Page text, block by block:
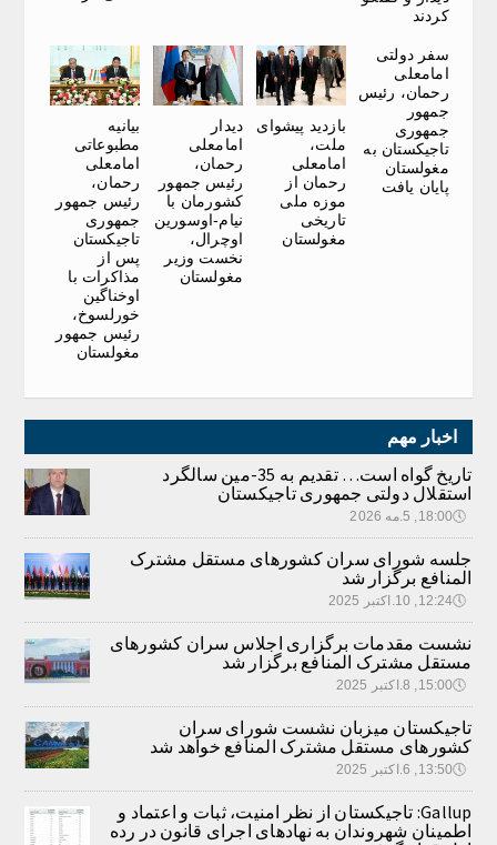
کردند
سفر دولتی
امامعلی
رحمان، رئیس
جمهور
جمهوری
تاجیکستان به
مغولستان
پایان یافت
بازدید پیشوای
ملت،
امامعلی
رحمان از
موزه ملی
تاریخی
مغولستان
دیدار
امامعلی
رحمان،
رئیس جمهور
کشورمان با
نیام-اوسورین
اوچرال،
نخست وزیر
مغولستان
بیانیه
مطبوعاتی
امامعلی
رحمان،
رئیس جمهور
جمهوری
تاجیکستان
پس از
مذاکرات با
اوخناگین
خورلسوخ،
رئیس جمهور
مغولستان
اخبار مهم
تاریخ گواه است… تقدیم به 35-مین سالگرد
استقلال دولتی جمهوری تاجیکستان
🕔18:00, 5.مه 2026
جلسه شورای سران کشورهای مستقل مشترک
المنافع برگزار شد
🕔12:24, 10.اکتبر 2025
نشست مقدمات برگزاری اجلاس سران کشورهای
مستقل مشترک المنافع برگزار شد
🕔15:00, 8.اکتبر 2025
تاجیکستان میزبان نشست شورای سران
کشورهای مستقل مشترک المنافع خواهد شد
🕔13:50, 6.اکتبر 2025
Gallup: تاجیکستان از نظر امنیت، ثبات و اعتماد و
اطمینان شهروندان به نهادهای اجرای قانون در رده